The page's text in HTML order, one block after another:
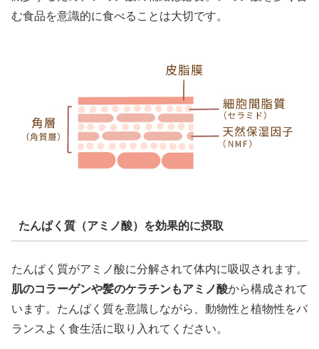
む食品を意識的に食べることは大切です。
たんぱく質（アミノ酸）を効果的に摂取
たんぱく質がアミノ酸に分解されて体内に吸収されます。
肌のコラーゲンや髪のケラチンもアミノ酸から構成されて
います。たんぱく質を意識しながら、動物性と植物性をバ
ランスよく食生活に取り入れてください。